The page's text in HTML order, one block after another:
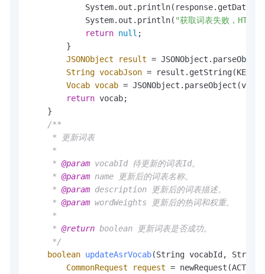
            System.out.println(
"获取词表失败，HTTP
return null ;
        }
JSONObject
result =
String vocabJson =
Vocab vocab =
return vocab;
    }
/**
     * 更新词表
     *
     *
@param vocabId 待更新的词表Id。
     *
@param name 更新后的词表名称。
     *
@param description 更新后的词表描述。
     *
@param wordWeights 更新后的热词和权重。
     *
     *
@return boolean 更新词表是否成功。
     */
boolean updateAsrVocab(String vocabId, String
CommonRequest
request =